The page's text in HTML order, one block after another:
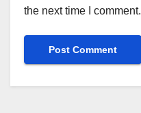
the next time I comment.